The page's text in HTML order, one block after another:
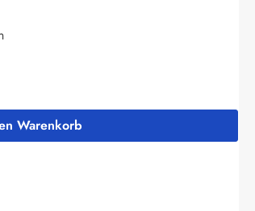
gewünschten Wert ein
Warenkorb